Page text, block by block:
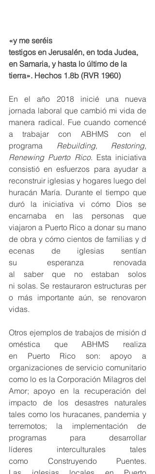
«y me seréis
testigos en Jerusalén, en toda Judea,
en Samaria, y hasta lo último de la
tierra». Hechos 1.8b (RVR 1960)
En el año 2018 inicié una nueva
jornada laboral que cambió mi vida de
manera radical. Fue cuando comencé
a trabajar con ABHMS con el
programa Rebuilding, Restoring,
Renewing Puerto Rico. Esta iniciativa
consistió en esfuerzos para ayudar a
reconstruir iglesias y hogares luego del
huracán María. Durante el tiempo que
duró la iniciativa vi cómo Dios se
encarnaba en las personas que
viajaron a Puerto Rico a donar su mano
de obra y cómo cientos de familias y d
ecenas de iglesias sentían
su esperanza renovada
al saber que no estaban solos
ni solas. Se restauraron estructuras per
o más importante aún, se renovaron
vidas.
Otros ejemplos de trabajos de misión d
oméstica que ABHMS realiza
en Puerto Rico son: apoyo a
organizaciones de servicio comunitario
como lo es la Corporación Milagros del
Amor; apoyo en la recuperación del
impacto de los desastres naturales
tales como los huracanes, pandemia y
terremotos; la implementación de
programas para desarrollar
líderes interculturales tales
como Construyendo Puentes.